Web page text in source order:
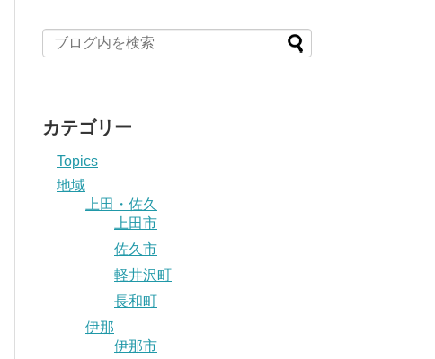
カテゴリー
Topics
地域
上田・佐久
上田市
佐久市
軽井沢町
長和町
伊那
伊那市